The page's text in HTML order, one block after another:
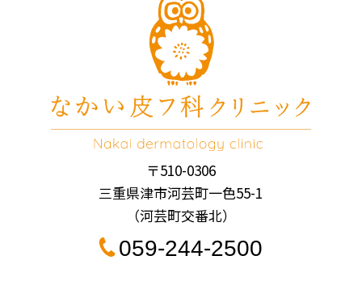
〒510-0306
三重県津市河芸町一色55-1
（河芸町交番北）
059-244-2500